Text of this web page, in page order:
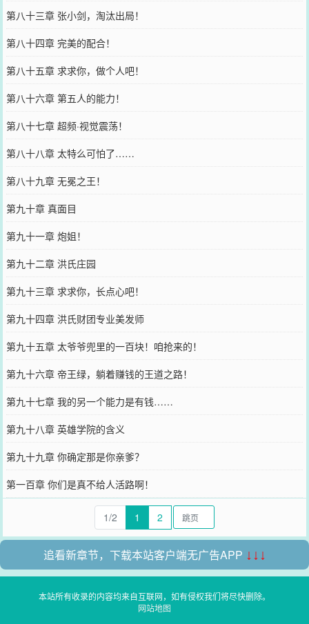
第八十三章 张小剑，淘汰出局！
第八十四章 完美的配合！
第八十五章 求求你，做个人吧！
第八十六章 第五人的能力！
第八十七章 超频·视觉震荡！
第八十八章 太特么可怕了……
第八十九章 无冕之王！
第九十章 真面目
第九十一章 炮姐！
第九十二章 洪氏庄园
第九十三章 求求你，长点心吧！
第九十四章 洪氏财团专业美发师
第九十五章 太爷爷兜里的一百块！咱抢来的！
第九十六章 帝王绿，躺着赚钱的王道之路！
第九十七章 我的另一个能力是有钱……
第九十八章 英雄学院的含义
第九十九章 你确定那是你亲爹？
第一百章 你们是真不给人活路啊！
1/2 1 2
追看新章节，下载本站客户端无广告APP ↓↓↓
本站所有收录的内容均来自互联网，如有侵权我们将尽快删除。
网站地图